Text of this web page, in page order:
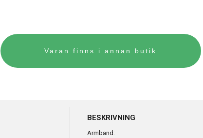
BESKRIVNING
Armband: